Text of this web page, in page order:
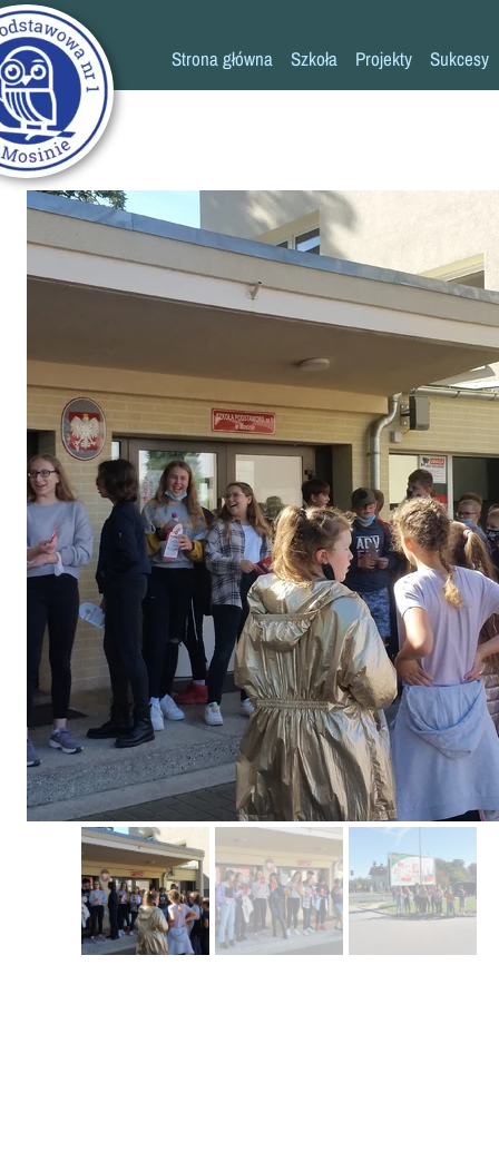
Strona główna Szkoła
Historia szkoły
Pielęgniarka
Rada rodziców
Biblioteka
Stołówka
Świetlica
Kronika
Projekty
Erasmus+ Przez
Erasmus+ Mózgi w
Sukcesy